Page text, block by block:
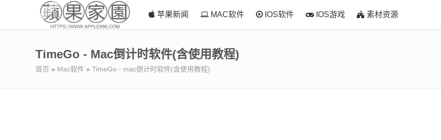
苹果新闻 MAC软件 IOS软件 IOS游戏 素材资源
TimeGo - Mac倒计时软件(含使用教程)
首页 » Mac软件 » TimeGo - mac倒计时软件(含使用教程)